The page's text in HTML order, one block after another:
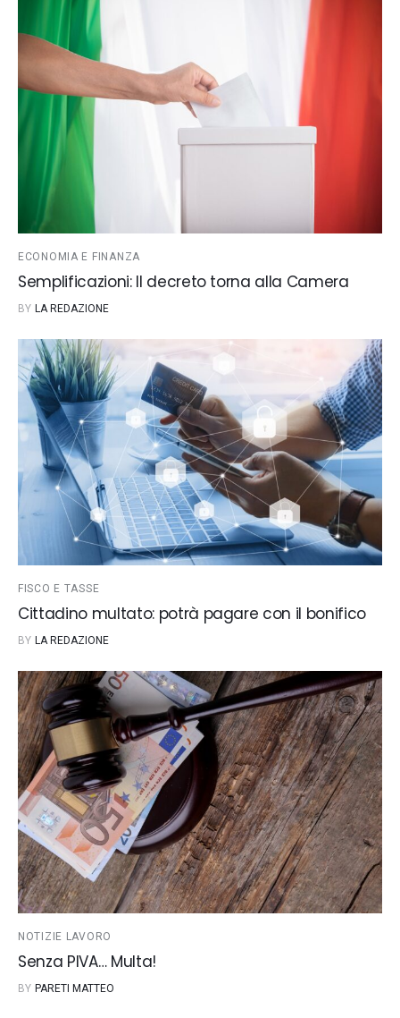
ECONOMIA E FINANZA
Semplificazioni: Il decreto torna alla Camera
BY LA REDAZIONE
FISCO E TASSE
Cittadino multato: potrà pagare con il bonifico
BY LA REDAZIONE
NOTIZIE LAVORO
Senza PIVA… Multa!
BY PARETI MATTEO